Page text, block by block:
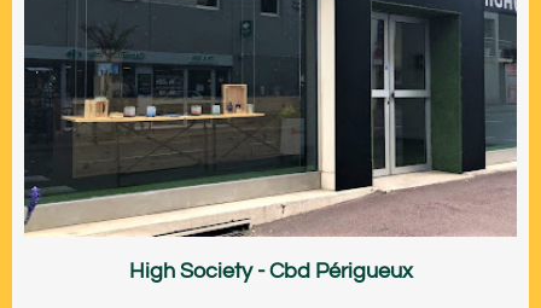
High Society - Cbd Périgueux